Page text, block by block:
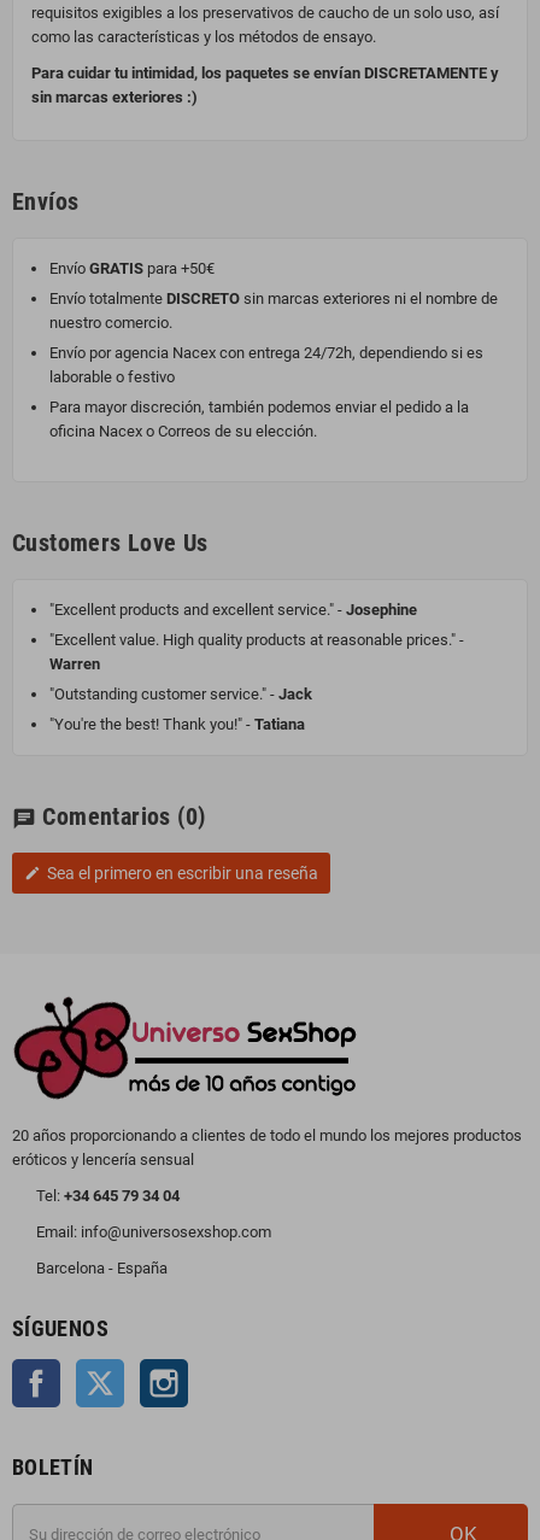
requisitos exigibles a los preservativos de caucho de un solo uso, así
como las características y los métodos de ensayo.
Para cuidar tu intimidad, los paquetes se envían DISCRETAMENTE y
sin marcas exteriores :)
Envíos
Envío GRATIS para +50€
Envío totalmente DISCRETO sin marcas exteriores ni el nombre de
nuestro comercio.
Envío por agencia Nacex con entrega 24/72h, dependiendo si es
laborable o festivo
Para mayor discreción, también podemos enviar el pedido a la
oficina Nacex o Correos de su elección.
Customers Love Us
"Excellent products and excellent service." - Josephine
"Excellent value. High quality products at reasonable prices." -
Warren
"Outstanding customer service." - Jack
"You're the best! Thank you!" - Tatiana
chat Comentarios (0)
edit Sea el primero en escribir una reseña
20 años proporcionando a clientes de todo el mundo los mejores productos
eróticos y lencería sensual
Tel: +34 645 79 34 04
Email: info@universosexshop.com
Barcelona - España
SÍGUENOS
Facebook Twitter
BOLETÍN
OK